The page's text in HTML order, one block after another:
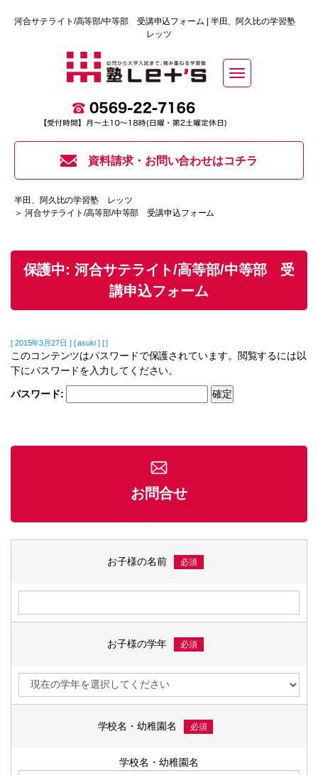
河合サテライト/高等部/中等部 受講申込フォーム | 半田、阿久比の学習塾
レッツ
Toggle
navigation
資料請求・お問い合わせはコチラ
半田、阿久比の学習塾 レッツ
＞ 河合サテライト/高等部/中等部 受講申込フォーム
保護中: 河合サテライト/高等部/中等部 受
講申込フォーム
[ 2015年3月27日 ] [ asuki ] [ ]
このコンテンツはパスワードで保護されています。閲覧するには以
下にパスワードを入力してください。
パスワード:
お問合せ
お子様の名前 必須
お子様の学年 必須
学校名・幼稚園名 必須
学校名・幼稚園名